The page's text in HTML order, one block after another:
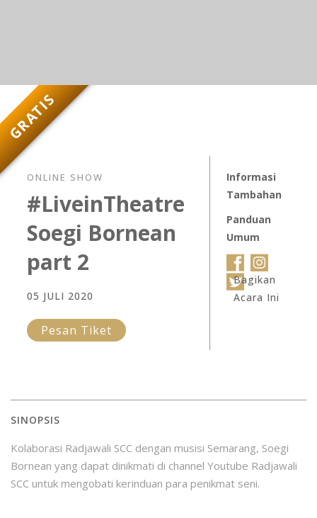
GRATIS
ONLINE SHOW
#LiveinTheatre
Soegi Bornean
part 2
05 JULI 2020
Pesan Tiket
Informasi
Tambahan
Panduan
Umum
Bagikan
Acara Ini
SINOPSIS
Kolaborasi Radjawali SCC dengan musisi Semarang, Soegi
Bornean yang dapat dinikmati di channel Youtube Radjawali
SCC untuk mengobati kerinduan para penikmat seni.